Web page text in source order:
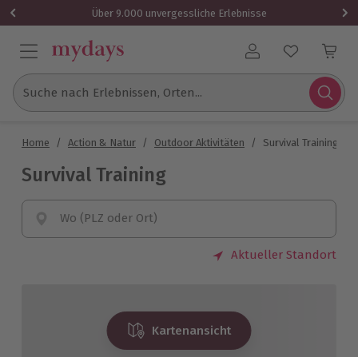
Über 9.000 unvergessliche Erlebnisse
Benutzerkonto
Suche nach Erlebnissen, Orten...
Home / Action & Natur / Outdoor Aktivitäten / Survival Training
Survival Training
Wo (PLZ oder Ort)
Aktueller Standort
Kartenansicht